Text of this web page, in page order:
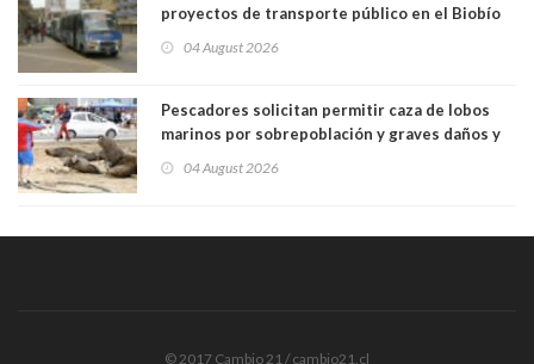
proyectos de transporte público en el Biobío
04 August 2026
Pescadores solicitan permitir caza de lobos
marinos por sobrepoblación y graves daños y
04 August 2026
© 2017 Cambio 21 / cambio21.cl